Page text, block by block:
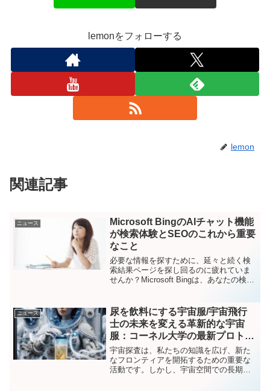
lemonをフォローする
lemon
関連記事
ニュース
Microsoft BingのAIチャット機能
が検索体験とSEOのこれから重要
なこと
必要な情報を探すために、延々と続く検
索結果ページを探し回るのに疲れていま
せんか？Microsoft Bingは、あなたの検索
BingのAIチャット機能Mic...
ニュース
尿を飲料にする宇宙服/宇宙飛行
士の未来を変える革新的な宇宙
服：コーネル大学の最新プロトタ
イプ
宇宙探査は、私たちの知識を広げ、新た
なフロンティアを開拓するための重要な
活動です。しかし、宇宙空間での長期間